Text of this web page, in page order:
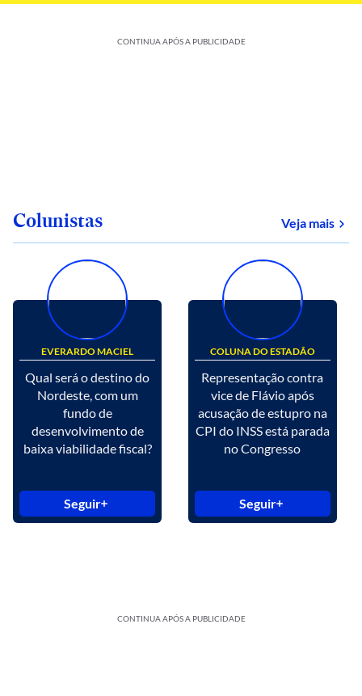
CONTINUA APÓS A PUBLICIDADE
Colunistas Veja mais
EVERARDO MACIEL
Qual será o destino do
Nordeste, com um
fundo de
desenvolvimento de
baixa viabilidade fiscal?
Seguir
COLUNA DO ESTADÃO
Representação contra
vice de Flávio após
acusação de estupro na
CPI do INSS está parada
no Congresso
Seguir
CONTINUA APÓS A PUBLICIDADE